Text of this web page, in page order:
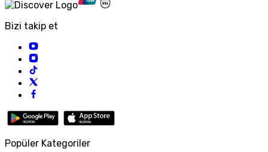
Bizi takip et
Popüler Kategoriler